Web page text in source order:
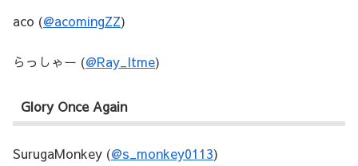
aco (@acomingZZ)
らっしゃー (@Ray_Itme)
Glory Once Again
SurugaMonkey (@s_monkey0113)